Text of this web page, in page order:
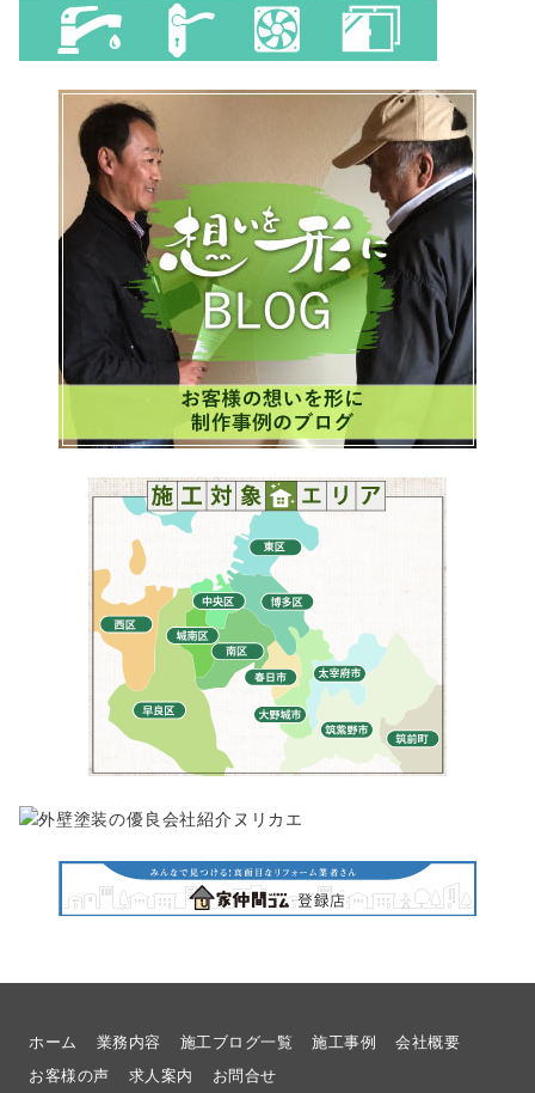
ホーム 業務内容 施工ブログ一覧 施工事例
会社概要
お客様の声
求人案内 お問合せ